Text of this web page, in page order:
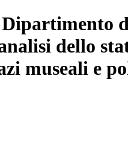
dello
museali e